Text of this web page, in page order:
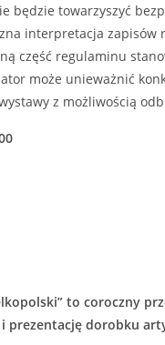
będzie towarzyszyć
interpretacja zapisów
część regulaminu
może unieważnić
z możliwością
to coroczny
prezentację dorobku